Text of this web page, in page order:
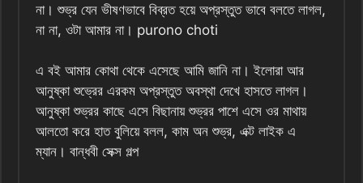
না। শুভ্র যেন ভীষণভাবে বিব্রত হয়ে অপ্রস্তুত ভাবে বলতে লাগল,
না না, ওটা আমার না। purono choti
এ বই আমার কোথা থেকে এসেছে আমি জানি না। ইলোরা আর
আনুষ্কা শুভ্রের এরকম অপ্রস্তুত অবস্থা দেখে হাসতে লাগল।
আনুষ্কা শুভ্রর কাছে এসে বিছানায় শুভ্রর পাশে এসে ওর মাথায়
আলতো করে হাত বুলিয়ে বলল, কাম অন শুভ্র, এক্ট লাইক এ
ম্যান। বান্ধবী সেক্স গল্প